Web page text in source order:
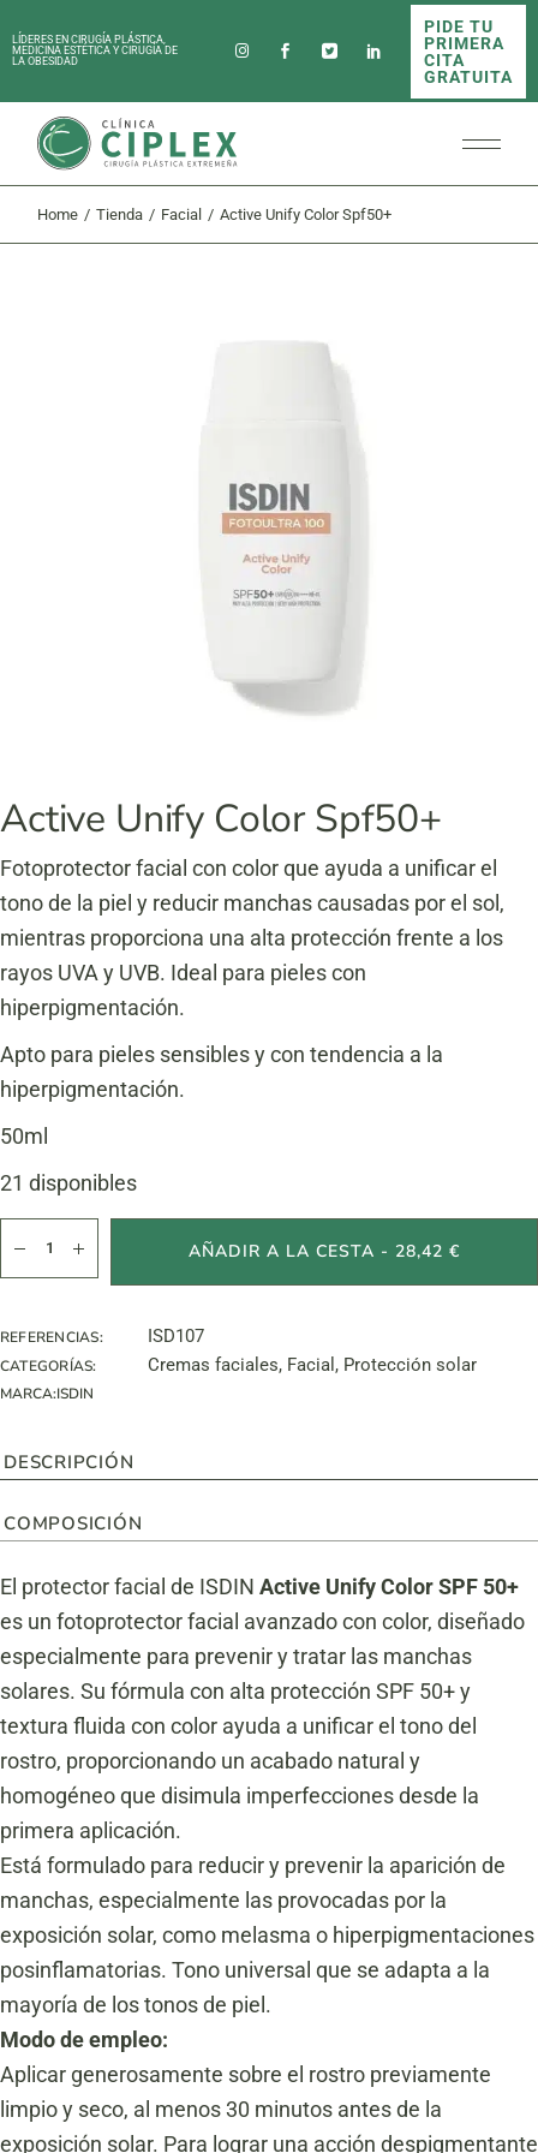
to
theLÍDERES EN CIRUGÍA PLÁSTICA,
MEDICINA ESTÉTICA Y CIRUGÍA DE
LA OBESIDAD
PIDE TU
PRIMERA
CITA
GRATUITA
Home Tienda Facial Active Unify Color Spf50+
Active Unify Color Spf50+
Fotoprotector facial con color que ayuda a unificar el
tono de la piel y reducir manchas causadas por el sol,
mientras proporciona una alta protección frente a los
rayos UVA y UVB. Ideal para pieles con
hiperpigmentación.
Apto para pieles sensibles y con tendencia a la
hiperpigmentación.
50ml
21 disponibles
AÑADIR A LA CESTA - 28,42 €
REFERENCIAS: ISD107
CATEGORÍAS: Cremas faciales, Facial , Protección solar
MARCA:ISDIN
DESCRIPCIÓN
COMPOSICIÓN
El protector facial de ISDIN Active Unify Color SPF 50+
es un fotoprotector facial avanzado con color, diseñado
especialmente para prevenir y tratar las manchas
solares. Su fórmula con alta protección SPF 50+ y
textura fluida con color ayuda a unificar el tono del
rostro, proporcionando un acabado natural y
homogéneo que disimula imperfecciones desde la
primera aplicación.
Está formulado para reducir y prevenir la aparición de
manchas, especialmente las provocadas por la
exposición solar, como melasma o hiperpigmentaciones
posinflamatorias. Tono universal que se adapta a la
mayoría de los tonos de piel.
Modo de empleo:
Aplicar generosamente sobre el rostro previamente
limpio y seco, al menos 30 minutos antes de la
exposición solar. Para lograr una acción despigmentante